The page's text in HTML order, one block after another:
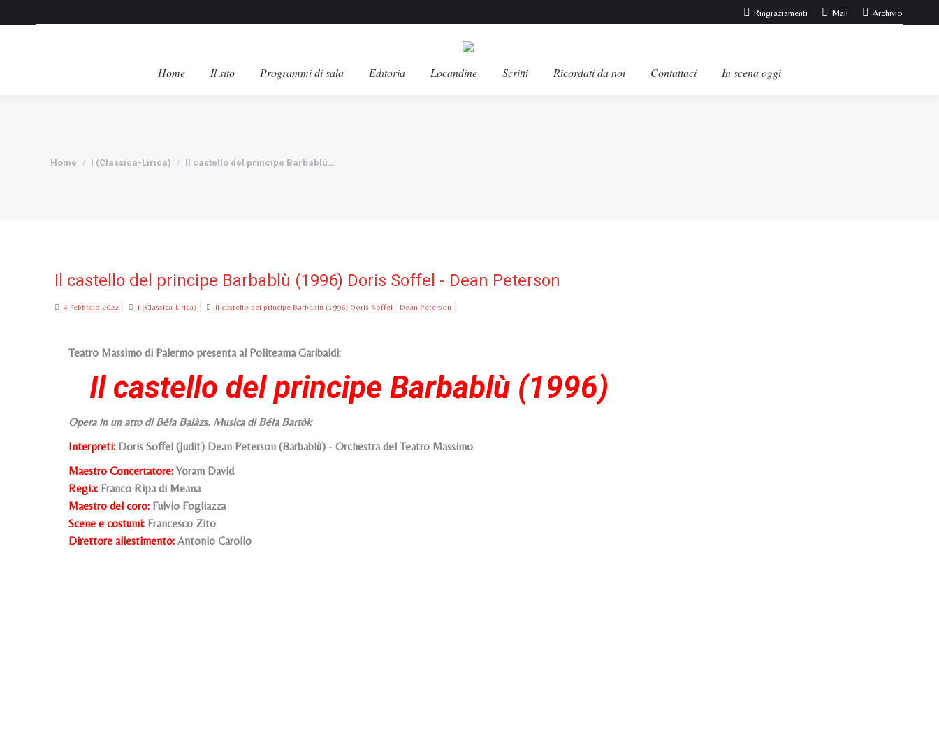
Ringraziamenti Mail Archivio
Home Il sito Programmi di sala Editoria Locandine Scritti Ricordati da noi Contattaci In scena oggi
Tu sei qui:
Home I (Classica-Lirica) Il castello del principe Barbablù…
Il castello del principe Barbablù (1996) Doris Soffel - Dean Peterson
4 Febbraio 2022 I (Classica-Lirica) Il castello del principe Barbablù (1996) Doris Soffel - Dean Peterson
Teatro Massimo di Palermo presenta al Politeama Garibaldi:
Il castello del principe Barbablù (1996)
Opera in un atto di Béla Balàzs. Musica di Béla Bartòk
Interpreti: Doris Soffel (Judit) Dean Peterson (Barbablù) - Orchestra del Teatro Massimo
Maestro Concertatore: Yoram David
Regia: Franco Ripa di Meana
Maestro del coro: Fulvio Fogliazza
Scene e costumi: Francesco Zito
Direttore allestimento: Antonio Carollo